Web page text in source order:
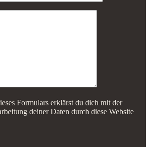
Formulars erklärst du dich mit der
deiner Daten durch diese Website